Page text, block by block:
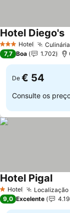
3 EstrelasHotel
Hotel Diego's
7,7 Boa 1.702
De € 54
Consulte os
1 Estrelas
Hotel Localização
Hotel PigalVer
9,0 Excelente